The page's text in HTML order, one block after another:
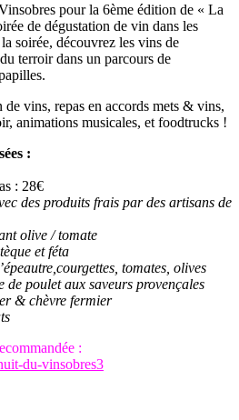
pour la 6ème édition de « La
de dégustation de vin dans les
soirée, découvrez les vins de
terroir dans un parcours de
vins, repas en accords mets & vins,
animations musicales, et foodtrucks !
:
: 28€
des produits frais par des artisans de
olive / tomate
et féta
tomates, olives
de poulet aux saveurs provençales
& chèvre fermier
:
du-vinsobres3